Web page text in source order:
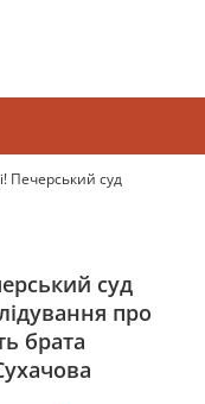
Печерський суд
суд
про
брата